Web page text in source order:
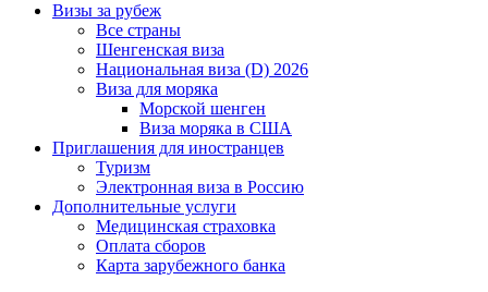
Визы за рубеж
Все страны
Шенгенская виза
Национальная виза (D) 2026
Виза для моряка
Морской шенген
Виза моряка в США
Приглашения для иностранцев
Туризм
Электронная виза в Россию
Дополнительные услуги
Медицинская страховка
Оплата сборов
Карта зарубежного банка